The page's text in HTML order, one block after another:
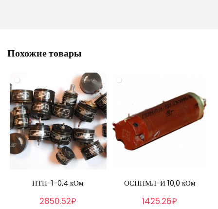
Похожие товары
ПТП-1-0,4 кОм
2850.52₽
ОСППМЛ-И 10,0 кОм
1425.26₽